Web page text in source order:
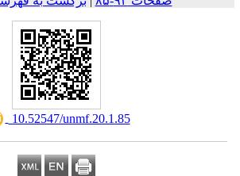
‎ 10.52547/unmf.20.1.85